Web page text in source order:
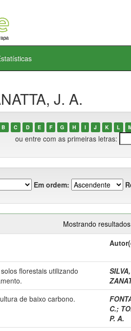
J. A.
B C D E F G H I J K L
ou entre com as primeiras letras:
Em ordem:
Mostrando
florestais utilizando
de baixo carbono.
C.;
P. A.